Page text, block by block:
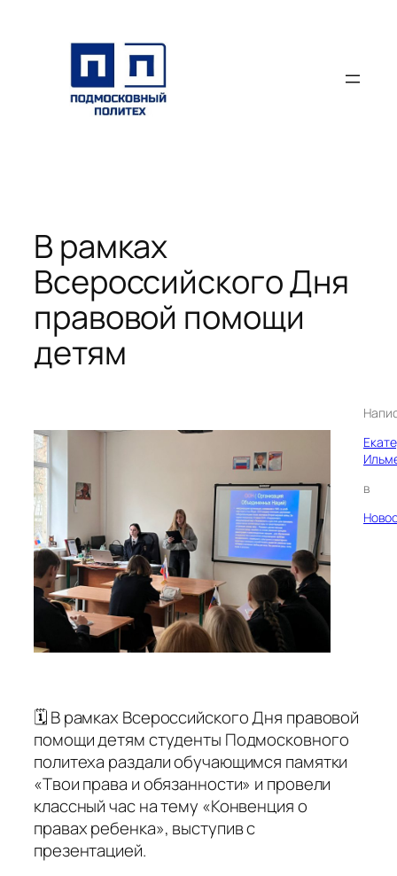
содержимому
В рамках
Всероссийского Дня
правовой помощи
детям
в
🗓 В рамках Всероссийского Дня правовой
помощи детям студенты Подмосковного
политеха раздали обучающимся памятки
«Твои права и обязанности» и провели
классный час на тему «Конвенция о
правах ребенка», выступив с
презентацией.